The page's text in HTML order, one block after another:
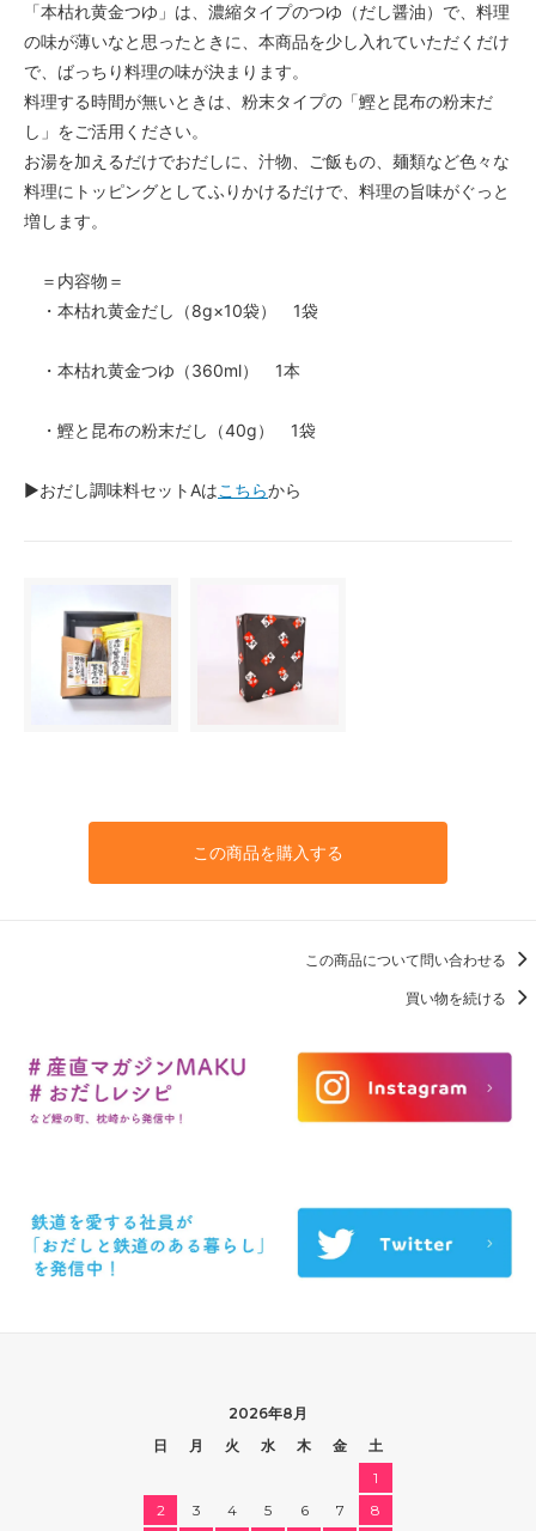
「本枯れ黄金つゆ」は、濃縮タイプのつゆ（だし醤油）で、料理
の味が薄いなと思ったときに、本商品を少し入れていただくだけ
で、ばっちり料理の味が決まります。
料理する時間が無いときは、粉末タイプの「鰹と昆布の粉末だ
し」をご活用ください。
お湯を加えるだけでおだしに、汁物、ご飯もの、麺類など色々な
料理にトッピングとしてふりかけるだけで、料理の旨味がぐっと
増します。
＝内容物＝
・本枯れ黄金だし（8g×10袋） 1袋
・本枯れ黄金つゆ（360ml） 1本
・鰹と昆布の粉末だし（40g） 1袋
▶おだし調味料セットAはこちらから
この商品を購入する
この商品について問い合わせる
買い物を続ける
2026年8月
日
月 火 水 木 金
土
1
2
3 4 5 6 7
8